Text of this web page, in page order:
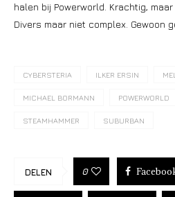
halen bij Powerworld. Krachtig,
Divers maar niet complex. Gewoon
CYBERSTERIA ILKER ERSIN
MICHAEL BORMANN POWERWORLD
STEAMHAMMER SUBURBAN
DELEN 0